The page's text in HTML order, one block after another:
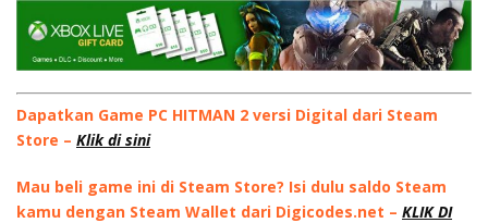
Dapatkan Game PC HITMAN 2 versi Digital dari Steam
Store – Klik di sini
Mau beli game ini di Steam Store? Isi dulu saldo Steam
kamu dengan Steam Wallet dari Digicodes.net – KLIK DI